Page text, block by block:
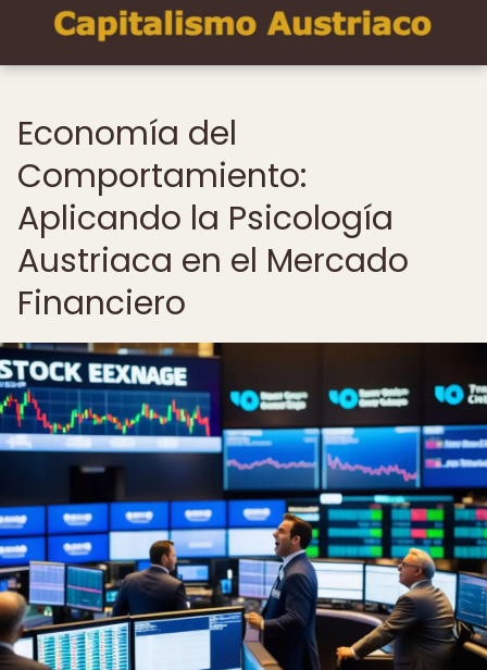
Economía del
Comportamiento:
Aplicando la Psicología
Austriaca en el Mercado
Financiero